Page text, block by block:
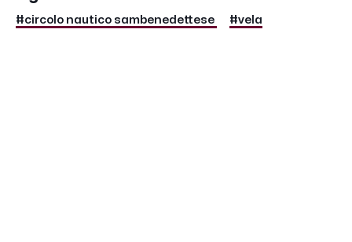
#circolo nautico sambenedettese #vela